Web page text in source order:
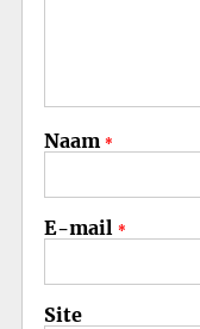
Naam *
E-mail *
Site